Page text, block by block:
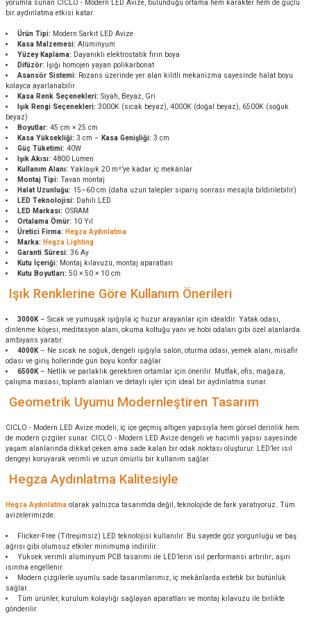
yorumla sunan CICLO - Modern LED Avize, bulunduğu ortama hem karakter hem de güçlü
bir aydınlatma etkisi katar.
Ürün Tipi: Modern Sarkıt LED Avize
Kasa Malzemesi: Alüminyum
Yüzey Kaplama: Dayanıklı elektrostatik fırın boya
Difüzör:
Işığı homojen yayan polikarbonat
Asansör Sistemi: Rozans üzerinde yer alan kilitli mekanizma sayesinde halat boyu
kolayca ayarlanabilir
Kasa Renk Seçenekleri: Siyah, Beyaz, Gri
Işık Rengi Seçenekleri: 3000K (sıcak beyaz), 4000K (doğal beyaz), 6500K (soğuk
beyaz)
Boyutlar: 45 cm × 25 cm
Kasa Yüksekliği: 3 cm – Kasa Genişliği: 3 cm
Güç Tüketimi: 40W
Işık Akısı: 4800 Lümen
Kullanım Alanı: Yaklaşık 20 m²’ye kadar iç mekânlar
Montaj Tipi: Tavan montaj
Halat Uzunluğu: 15–60 cm (daha uzun talepler sipariş sonrası mesajla bildirilebilir)
LED Teknolojisi: Dahili LED
LED Markası: OSRAM
Ortalama Ömür: 10 Yıl
Üretici Firma: Hegza Aydınlatma
Marka: Hegza Lighting
Garanti Süresi: 36 Ay
Kutu İçeriği: Montaj kılavuzu, montaj aparatları
Kutu Boyutları: 50 × 50 × 10 cm
Işık Renklerine Göre Kullanım Önerileri
3000K– Sıcak ve yumuşak ışığıyla iç huzur arayanlar için idealdir. Yatak odası,
dinlenme köşesi, meditasyon alanı, okuma koltuğu yanı ve hobi odaları gibi özel alanlarda
ambiyans yaratır.
4000K– Ne sıcak ne soğuk, dengeli ışığıyla salon, oturma odası, yemek alanı, misafir
odası ve giriş hollerinde gün boyu konfor sağlar.
6500K– Netlik ve parlaklık gerektiren ortamlar için önerilir. Mutfak, ofis, mağaza,
çalışma masası, toplantı alanları ve detaylı işler için ideal bir aydınlatma sunar.
Geometrik Uyumu Modernleştiren Tasarım
CICLO - Modern LED Avize modeli, iç içe geçmiş altıgen yapısıyla hem görsel derinlik hem
de modern çizgiler sunar. CICLO - Modern LED Avize dengeli ve hacimli yapısı sayesinde
yaşam alanlarında dikkat çeken ama sade kalan bir odak noktası oluşturur. LED’ler ısıl
dengeyi koruyarak verimli ve uzun ömürlü bir kullanım sağlar.
Hegza Aydınlatma Kalitesiyle
Hegza Aydınlatma olarak yalnızca tasarımda değil, teknolojide de fark yaratıyoruz. Tüm
avizelerimizde:
Flicker-Free (Titreşimsiz) LED teknolojisi kullanılır. Bu sayede göz yorgunluğu ve baş
ağrısı gibi olumsuz etkiler minimuma indirilir.
Yüksek verimli alüminyum PCB tasarımı ile LED’lerin ısıl performansı artırılır; aşırı
ısınma engellenir.
Modern çizgilerle uyumlu sade tasarımlarımız, iç mekânlarda estetik bir bütünlük
sağlar.
Tüm ürünler, kurulum kolaylığı sağlayan aparatları ve montaj kılavuzu ile birlikte
gönderilir.